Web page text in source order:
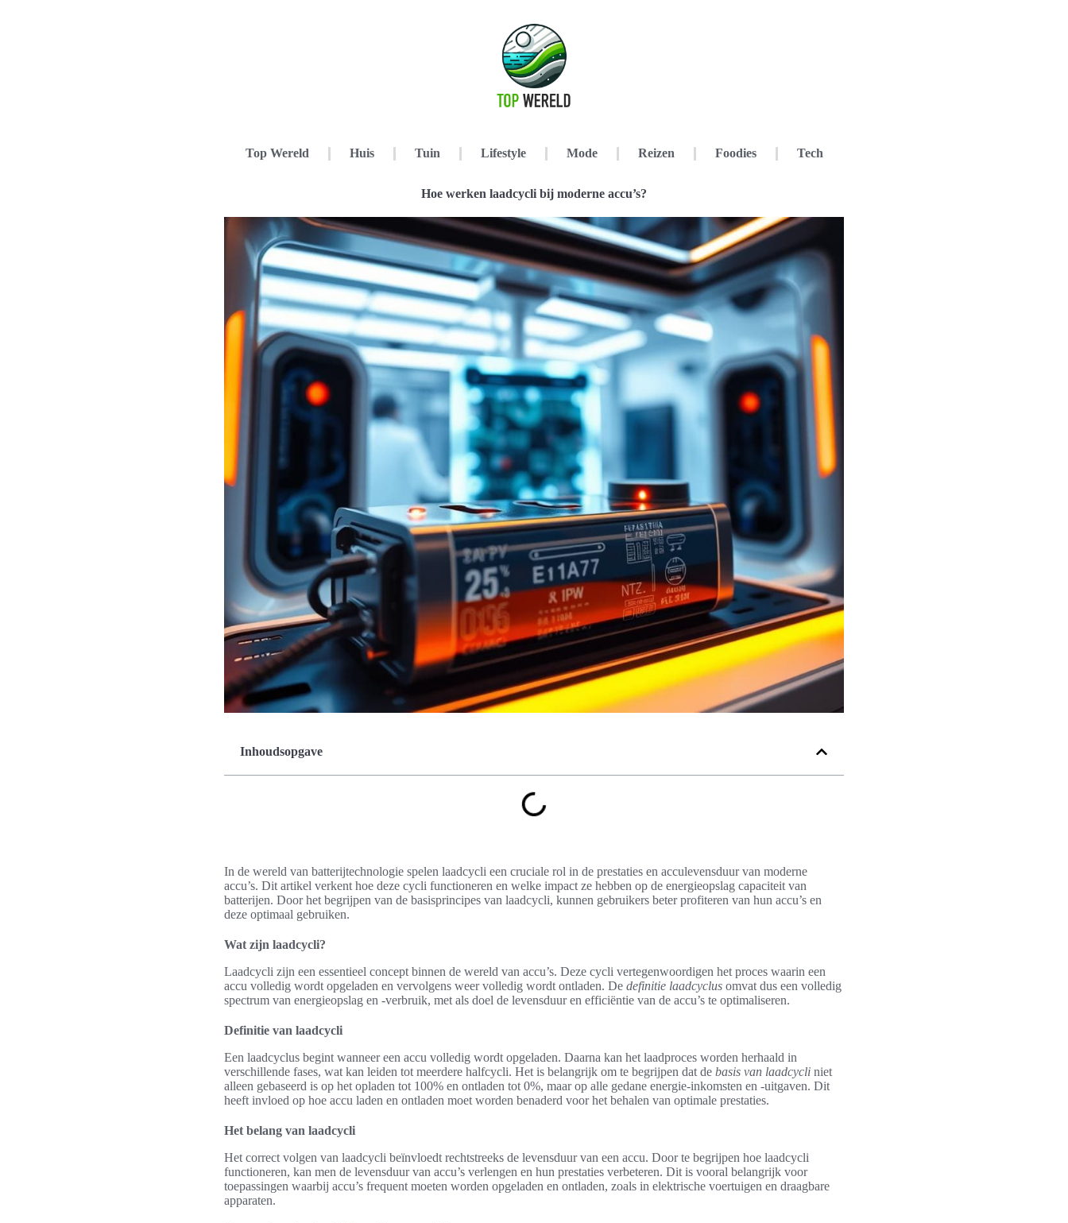
Top Wereld Huis Tuin Lifestyle Mode Reizen Foodies Tech
Hoe werken laadcycli bij moderne accu’s?
Inhoudsopgave
In de wereld van batterijtechnologie spelen laadcycli een cruciale rol in de prestaties en acculevensduur van moderne
accu’s. Dit artikel verkent hoe deze cycli functioneren en welke impact ze hebben op de energieopslag capaciteit van
batterijen. Door het begrijpen van de basisprincipes van laadcycli, kunnen gebruikers beter profiteren van hun accu’s en
deze optimaal gebruiken.
Wat zijn laadcycli?
Laadcycli zijn een essentieel concept binnen de wereld van accu’s. Deze cycli vertegenwoordigen het proces waarin een
accu volledig wordt opgeladen en vervolgens weer volledig wordt ontladen. De definitie laadcyclus omvat dus een volledig
spectrum van energieopslag en -verbruik, met als doel de levensduur en efficiëntie van de accu’s te optimaliseren.
Definitie van laadcycli
Een laadcyclus begint wanneer een accu volledig wordt opgeladen. Daarna kan het laadproces worden herhaald in
verschillende fases, wat kan leiden tot meerdere halfcycli. Het is belangrijk om te begrijpen dat de basis van laadcycli niet
alleen gebaseerd is op het opladen tot 100% en ontladen tot 0%, maar op alle gedane energie-inkomsten en -uitgaven. Dit
heeft invloed op hoe accu laden en ontladen moet worden benaderd voor het behalen van optimale prestaties.
Het belang van laadcycli
Het correct volgen van laadcycli beïnvloedt rechtstreeks de levensduur van een accu. Door te begrijpen hoe laadcycli
functioneren, kan men de levensduur van accu’s verlengen en hun prestaties verbeteren. Dit is vooral belangrijk voor
toepassingen waarbij accu’s frequent moeten worden opgeladen en ontladen, zoals in elektrische voertuigen en draagbare
apparaten.